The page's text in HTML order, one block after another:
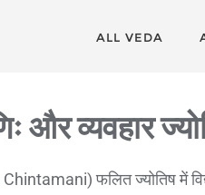
ALL VEDA
और व्यवहार
Chintamani) फलित ज्योतिष में